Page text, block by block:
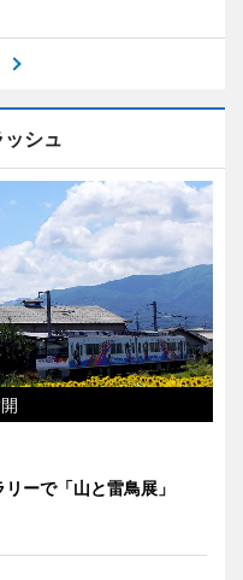
シュ
ーで「山と雷鳥展」